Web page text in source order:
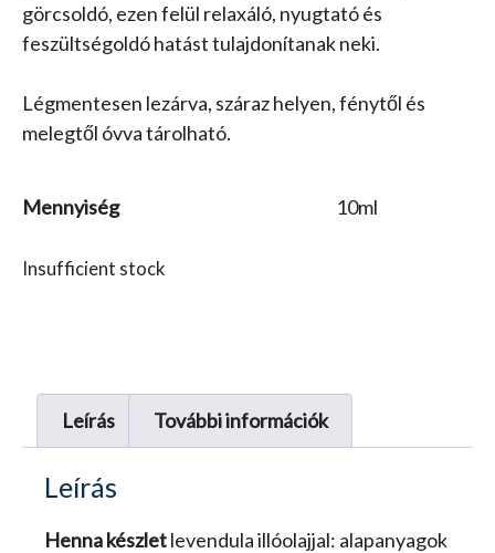
görcsoldó, ezen felül relaxáló, nyugtató és
feszültségoldó hatást tulajdonítanak neki.
Légmentesen lezárva, száraz helyen, fénytől és
melegtől óvva tárolható.
Mennyiség 10ml
Insufficient stock
Leírás További információk
Leírás
Henna készletlevendula illóolajjal: alapanyagok